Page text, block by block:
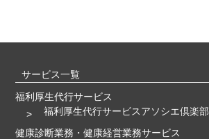
サービス一覧
福利厚生代行サービス
福利厚生代行サービスアソシエ倶楽部
健康診断業務・健康経営業務サービス